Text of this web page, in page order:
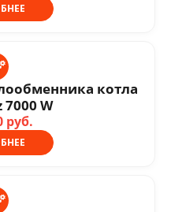
котла
7000 W
руб.